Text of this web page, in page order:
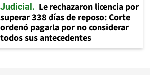
Judicial
Le rechazaron licencia por
superar 338 días de reposo: Corte
ordenó pagarla por no considerar
todos sus antecedentes